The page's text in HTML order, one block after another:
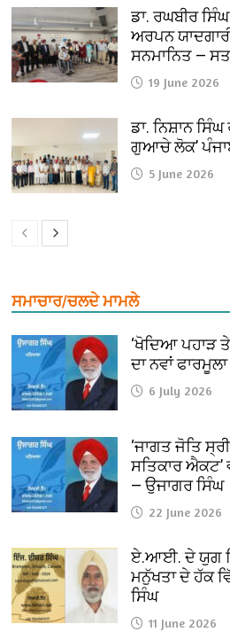
ਡਾ. ਰਘਬੀਰ
ਅਰਪਨ
ਸਨਮਾਨਿਤ —
19 June 2026
ਡਾ. ਨਿਸ਼ਾਨ
ਗੁਆਚੇ ਲੋਕ’
5 June 2026
ਸਮਾਚਾਰ/ਚਲਦੇ ਮਾਮਲੇ
‘ਖੋਦਿਆ ਪਹਾੜ
ਦਾ ਨਵਾਂ
6 July 2026
‘ਜਾਗਤ ਜੋਤਿ
ਸਤਿਕਾਰ ਐਕਟ’
— ਉਜਾਗਰ ਸਿੰਘ
22 June 2026
ਏ.ਆਈ. ਦੇ ਯੁਗ
ਮਨੁੱਖਤਾ ਦੇ ਹੱਕ
ਸਿੰਘ
11 June 2026